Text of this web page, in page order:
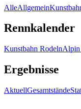
AlleAllgemein
Rennkalender
Kunstbahn RodelnAlpin
Ergebnisse
AktuellGesamtstände